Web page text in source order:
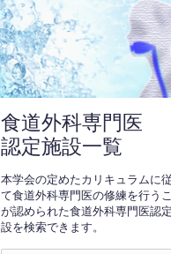
食道外科専門医
認定施設一覧
本学会の定めたカリキュラムに
て食道外科専門医の修練を行う
が認められた食道外科専門医認
設を検索できます。